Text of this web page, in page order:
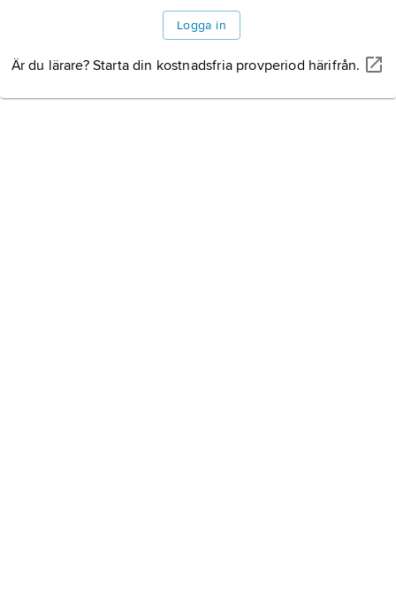
Logga in
Är du lärare? Starta din kostnadsfria provperiod härifrån.